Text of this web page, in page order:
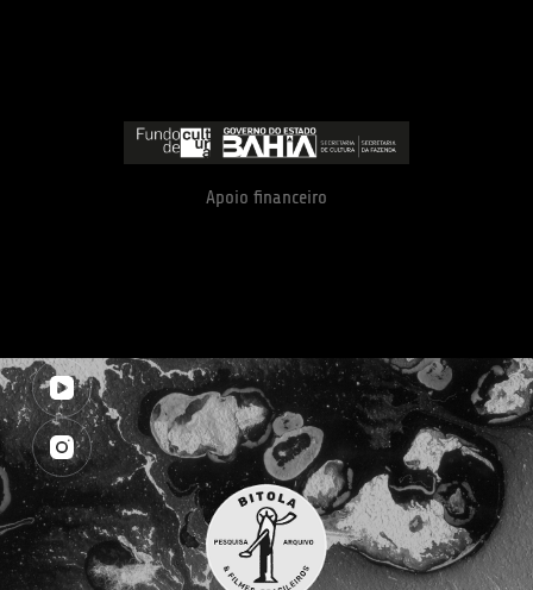
Apoio financeiro